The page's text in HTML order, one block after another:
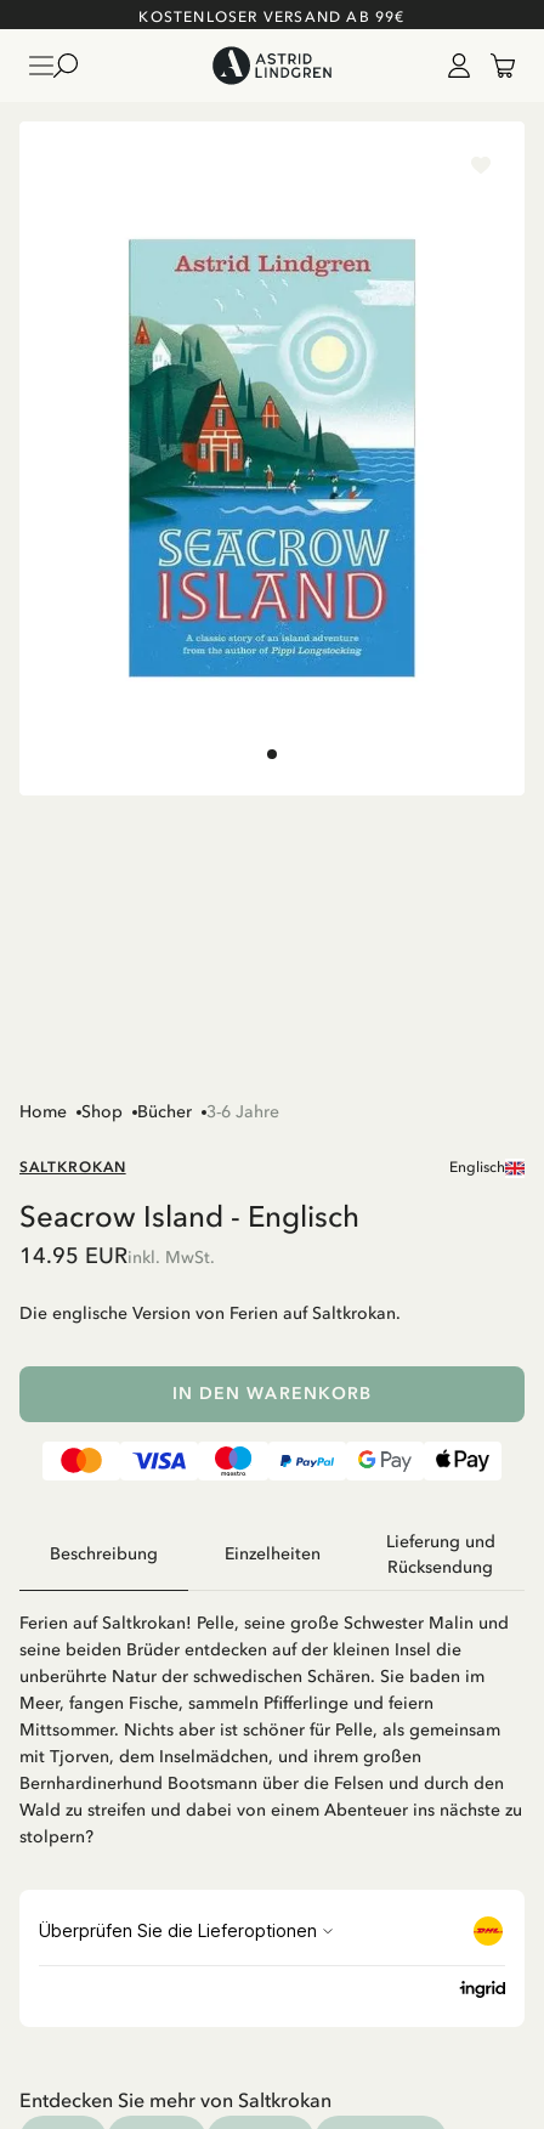
KOSTENLOSER VERSAND AB 99€
Home Shop Bücher 3-6 Jahre
SALTKROKAN Englisch
Seacrow Island - Englisch
14.95 EURinkl. MwSt.
Die englische Version von Ferien auf Saltkrokan.
IN DEN WARENKORB
Beschreibung Einzelheiten
Lieferung und
Rücksendung
Ferien auf Saltkrokan! Pelle, seine große Schwester Malin und
seine beiden Brüder entdecken auf der kleinen Insel die
unberührte Natur der schwedischen Schären. Sie baden im
Meer, fangen Fische, sammeln Pfifferlinge und feiern
Mittsommer. Nichts aber ist schöner für Pelle, als gemeinsam
mit Tjorven, dem Inselmädchen, und ihrem großen
Bernhardinerhund Bootsmann über die Felsen und durch den
Wald zu streifen und dabei von einem Abenteuer ins nächste zu
stolpern?
Entdecken Sie mehr von Saltkrokan